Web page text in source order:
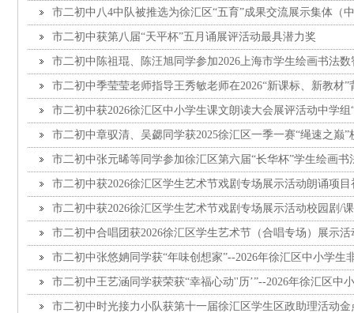
市二初中八4中队被推选为徐汇区“五育”成果交流展示集体（
市二初中获第八届“天平杯”五月诵展评活动最具潜力奖
市二初中陈祖琨、陈汪旭同学参加2026上海市学生绘画书法
市二初中季莹莹老师指导王秀敏老师在2026“新课标、新教材”
省英语骨干教师评价交流研讨会上获好评
市二初中获2026徐汇区中小学生课文朗读大会展评活动中学组
市二初中章驭清、吴勰同学获2025徐汇区一季一赛“绳速之巅
市二初中张元晞等同学参加徐汇区第六届“长华杯”学生绘画
市二初中获2026徐汇区学生艺术节戏剧专场展示活动朗诵项
市二初中获2026徐汇区学生艺术节戏剧专场展示活动校园剧/
市二初中合唱团获2026徐汇区学生艺术节（合唱专场）展示
市二初中张悠姌同学获“年味创想家”--2026年徐汇区中小学生
作品
市二初中王艺涵同学获荣获“幸福心动''历’”--2026年徐汇区中
集活动优秀作品奖
市二初中时光接力小队获第十一届徐汇区学生区政助理活动金